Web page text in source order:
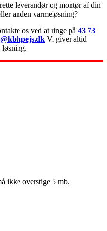
leverandør og montør af din
anden varmeløsning?
os ved at ringe på 43 73
Vi giver altid
løsning.
ikke overstige 5 mb.